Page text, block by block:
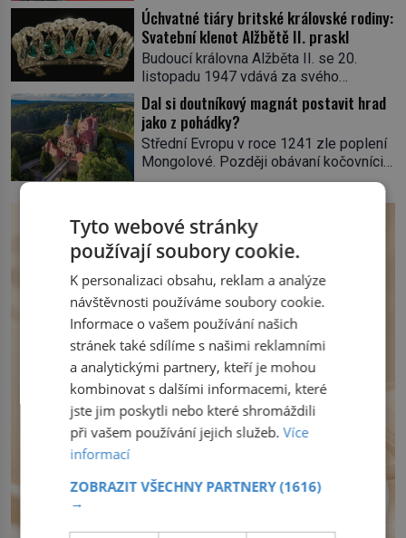
prohlásil o něm jiný významný
francouzský revolucionář, Honoré de
Mirabeau […]
rychle v jedné ze „sandtnerek“.
„Zaplaťpánbůh, že už nemusíme chodit
s lístky,“ povzdechne si směrem ke
služce, kterou má v kuchyni k ruce.
Ještě v prvních letech nové republiky
fungoval kvůli nedostatku zboží
přídělový systém. […]
Úchvatné tiáry britské královské rodiny:
Svatební klenot Alžbětě II. praskl
Budoucí královna Alžběta II. se 20.
listopadu 1947 vdává za svého
vyvoleného Filipa Mountbattena. Aby
měla na obřad ve Westminsteru podle
tradice „něco vypůjčeného“, její matka jí
věnuje jedinečný šperk ze své
soukromé kolekce – diamantovou tiáru
královny Marie. „Je to ošklivá špičatá
tiára,“ zhodnotil klenot britský politik Sir
Henry Channon (1897–1958), když si […]
Dal si doutníkový magnát postavit hrad
jako z pohádky?
Střední Evropu v roce 1241 zle poplení
Mongolové. Později obávaní kočovníci
sice odtáhnou, všichni ale počítají s
jednat. Na další případné řádění barbarů
z východu se chce pečlivě připravit!
Český král Václav I. (1205–1253) přijme
opatření, která mají posílit obranu jeho
království. Zajistit hodlá především
severní hranici. Na […]
Tyto webové stránky
používají soubory cookie.
K personalizaci obsahu, reklam a analýze
návštěvnosti používáme soubory cookie.
Informace o vašem používání našich
stránek také sdílíme s našimi reklamními
a analytickými partnery, kteří je mohou
kombinovat s dalšími informacemi, které
jste jim poskytli nebo které shromáždili
při vašem používání jejich služeb.Více
informací
ZOBRAZIT VŠECHNY PARTNERY(1616)
→